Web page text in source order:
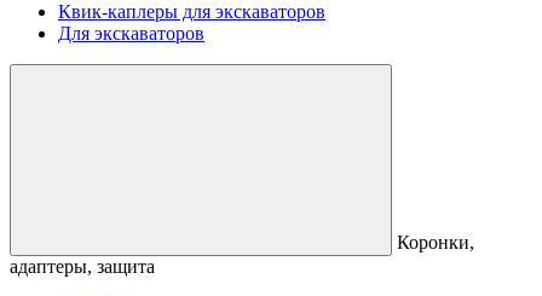
Квик-каплеры для экскаваторов
Для экскаваторов
Коронки,
адаптеры, защита